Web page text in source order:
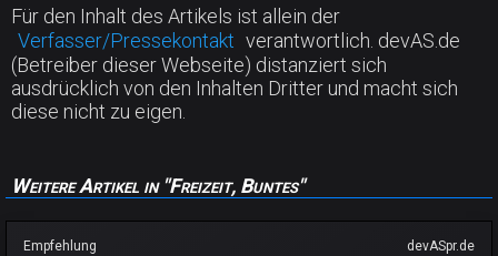
Für den Inhalt des Artikels ist allein der
Verfasser/Pressekontakt verantwortlich. devAS.de
(Betreiber dieser Webseite) distanziert sich
ausdrücklich von den Inhalten Dritter und macht sich
diese nicht zu eigen.
Weitere Artikel in "Freizeit, Buntes"
Empfehlung devASpr.de